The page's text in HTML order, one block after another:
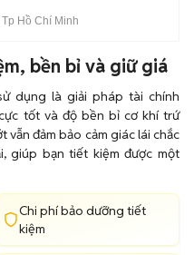
Tp Hồ Chí Minh
bền bỉ và giữ giá
dụng là giải pháp tài chính
tốt và độ bền bỉ cơ khí trứ
vẫn đảm bảo cảm giác lái chắc
giúp bạn tiết kiệm được một
Chi phí bảo dưỡng tiết
kiệm